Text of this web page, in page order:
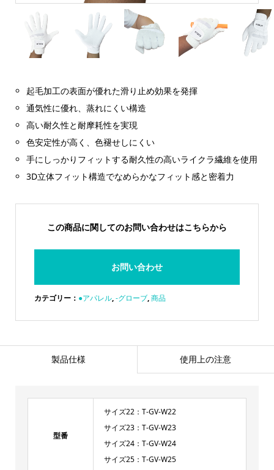
起毛加工の表面が優れた滑り止め効果を発揮
通気性に優れ、蒸れにくい構造
高い耐久性と耐摩耗性を実現
色安定性が高く、色褪せしにくい
手にしっかりフィットする耐久性の高いライクラ繊維を使用
3D立体フィット構造でなめらかなフィット感と密着力
この商品に関してのお問い合わせはこちらから
お問い合わせ
カテゴリー： ●アパレル,-グローブ,商品
製品仕様 使用上の注意
型番
サイズ22：T-GV-W22
サイズ23：T-GV-W23
サイズ24：T-GV-W24
サイズ25：T-GV-W25